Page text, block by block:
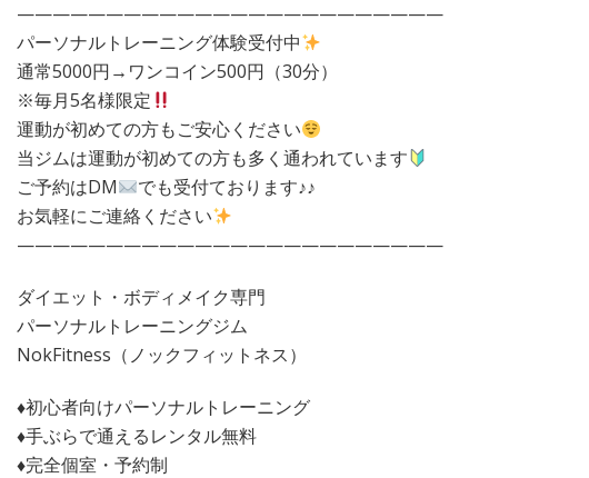
————————————————————————
パーソナルトレーニング体験受付中
通常5000円→ワンコイン500円（30分）
※毎月5名様限定
運動が初めての方もご安心ください
当ジムは運動が初めての方も多く通われています
ご予約はDM
でも受付ております♪♪
お気軽にご連絡ください
————————————————————————
ダイエット・ボディメイク専門
パーソナルトレーニングジム
NokFitness（ノックフィットネス）
♦︎初心者向けパーソナルトレーニング
♦︎手ぶらで通えるレンタル無料
♦︎完全個室・予約制